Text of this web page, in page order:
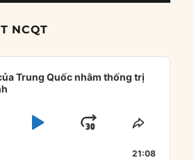
NCQT
Trung Quốc nhằm thống trị
PLAYJUMP
FORWARD
SHARE
21:08